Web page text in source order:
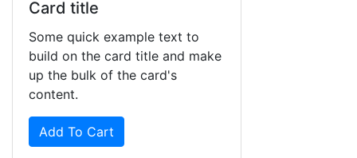
Card title
Some quick example text to
build on the card title and make
up the bulk of the card's
content.
Add To Cart